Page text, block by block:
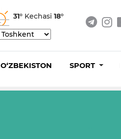
31° Kechasi 18°
O‘ZBEKISTON SPORT